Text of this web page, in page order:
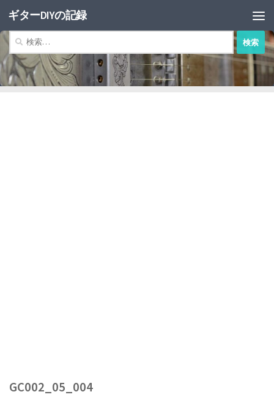
コンテンツへスキップ
ギターDIYの記録
索:
GC002_05_004